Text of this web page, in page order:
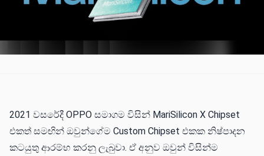
2021 වසරේදී OPPO සමාගම විසින් MariSilicon X Chipset
එකත් සමඟින් ඔවුන්ගේම Custom Chipset එකක නිෂ්පාදන
කටයුතු ආරම්භ කරනු ලැබුවා. ඒ අනුව ඔවුන් විසින්ම